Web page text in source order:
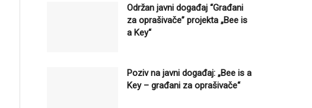
Održan javni događaj “Građani
za oprašivače” projekta „Bee is
a Key“
Poziv na javni događaj: „Bee is a
Key – građani za oprašivače“